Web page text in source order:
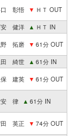
口 彰悟 ▼ ＨＴ OUT
安 健洋 ▲ ＨＴ IN
野 拓磨 ▼ 61分 OUT
田 綺世 ▲ 61分 IN
保 建英 ▼ 61分 OUT
安 律 ▲ 61分 IN
田 英正 ▼ 74分 OUT